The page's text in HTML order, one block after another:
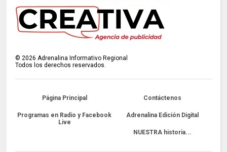
© 2026 Adrenalina Informativo Regional
Todos los derechos reservados.
Página Principal Contáctenos
Programas en Radio y Facebook
Live
Adrenalina Edición Digital
NUESTRA historia...